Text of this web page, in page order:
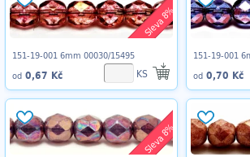
Sleva 8%
151-19-001 6mm 00030/15495
od 0,67 Kč KS
151-19-001
od 0,70 Kč
Sleva 8%